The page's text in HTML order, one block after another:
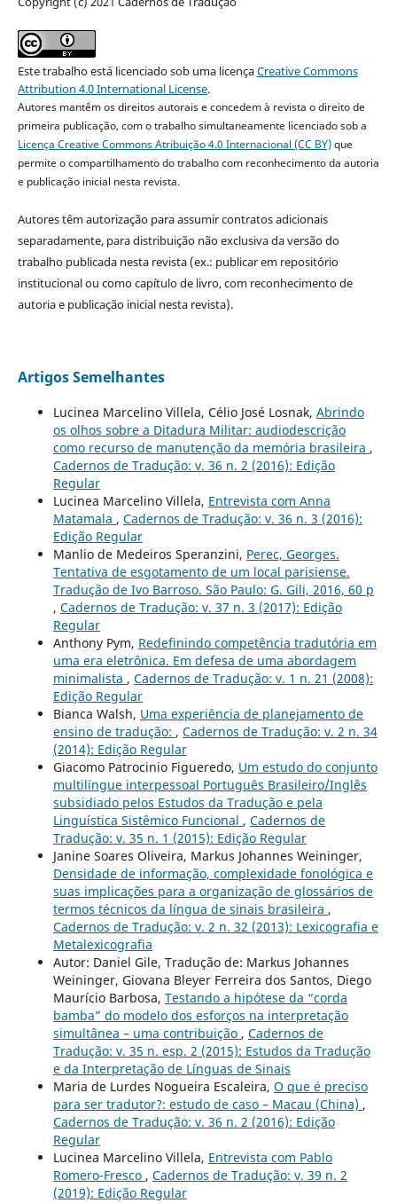
Este trabalho está licenciado sob uma licençaCreative Commons
Attribution 4.0 International License.
Autores mantêm os direitos autorais e concedem à revista o direito de
primeira publicação, com o trabalho simultaneamente licenciado sob a
Licença Creative Commons Atribuição 4.0 Internacional (CC BY)que
permite o compartilhamento do trabalho com reconhecimento da autoria
e publicação inicial nesta revista.
Autores têm autorização para assumir contratos adicionais
separadamente, para distribuição não exclusiva da versão do
trabalho publicada nesta revista (ex.: publicar em repositório
institucional ou como capítulo de livro, com reconhecimento de
autoria e publicação inicial nesta revista).
Artigos Semelhantes
Lucinea Marcelino Villela, Célio José Losnak, Abrindo
os olhos sobre a Ditadura Militar: audiodescrição
como recurso de manutenção da memória brasileira ,
Cadernos de Tradução: v. 36 n. 2 (2016): Edição
Regular
Lucinea Marcelino Villela, Entrevista com Anna
Matamala , Cadernos de Tradução: v. 36 n. 3 (2016):
Edição Regular
Manlio de Medeiros Speranzini, Perec, Georges.
Tentativa de esgotamento de um local parisiense.
Tradução de Ivo Barroso. São Paulo: G. Gili, 2016, 60 p
, Cadernos de Tradução: v. 37 n. 3 (2017): Edição
Regular
Anthony Pym, Redefinindo competência tradutória em
uma era eletrônica. Em defesa de uma abordagem
minimalista , Cadernos de Tradução: v. 1 n. 21 (2008):
Edição Regular
Bianca Walsh, Uma experiência de planejamento de
ensino de tradução: , Cadernos de Tradução: v. 2 n. 34
(2014): Edição Regular
Giacomo Patrocinio Figueredo, Um estudo do conjunto
multilíngue interpessoal Português Brasileiro/Inglês
subsidiado pelos Estudos da Tradução e pela
Linguística Sistêmico Funcional , Cadernos de
Tradução: v. 35 n. 1 (2015): Edição Regular
Janine Soares Oliveira, Markus Johannes Weininger,
Densidade de informação, complexidade fonológica e
suas implicações para a organização de glossários de
termos técnicos da língua de sinais brasileira ,
Cadernos de Tradução: v. 2 n. 32 (2013): Lexicografia e
Metalexicografia
Autor: Daniel Gile, Tradução de: Markus Johannes
Weininger, Giovana Bleyer Ferreira dos Santos, Diego
Maurício Barbosa, Testando a hipótese da “corda
bamba” do modelo dos esforços na interpretação
simultânea – uma contribuição , Cadernos de
Tradução: v. 35 n. esp. 2 (2015): Estudos da Tradução
e da Interpretação de Línguas de Sinais
Maria de Lurdes Nogueira Escaleira, O que é preciso
para ser tradutor?: estudo de caso – Macau (China) ,
Cadernos de Tradução: v. 36 n. 2 (2016): Edição
Regular
Lucinea Marcelino Villela, Entrevista com Pablo
Romero-Fresco , Cadernos de Tradução: v. 39 n. 2
(2019): Edição Regular